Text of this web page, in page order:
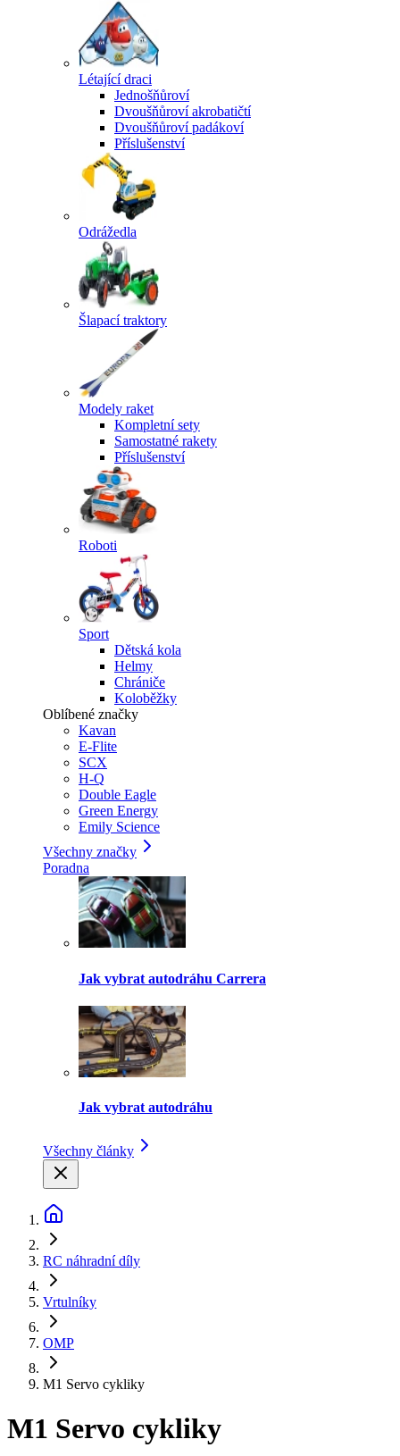
Létající draci
Jednošňůroví
Dvoušňůroví akrobatičtí
Dvoušňůroví padákoví
Příslušenství
Odrážedla
Šlapací traktory
Modely raket
Kompletní sety
Samostatné rakety
Příslušenství
Roboti
Sport
Dětská kola
Helmy
Chrániče
Koloběžky
Oblíbené značky
Kavan
E-Flite
SCX
H-Q
Double Eagle
Green Energy
Emily Science
Všechny značky
Poradna
Jak vybrat autodráhu Carrera
Jak vybrat autodráhu
Všechny články
RC náhradní díly
Vrtulníky
OMP
M1 Servo cykliky
M1 Servo cykliky